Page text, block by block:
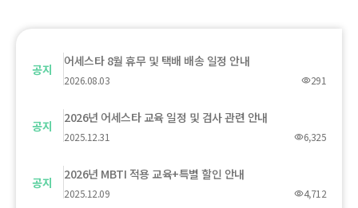
공지
어세스타 8월 휴무 및 택배 배송 일정 안내
2026.08.03 visibility291
공지
2026년 어세스타 교육 일정 및 검사 관련 안내
2025.12.31 visibility6,325
공지
2026년 MBTI 적용 교육+특별 할인 안내
2025.12.09 visibility4,712